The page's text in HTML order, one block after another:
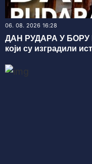
06. 08. 2026 16:28
ДАН РУДАРА У БОРУ
који су изградили